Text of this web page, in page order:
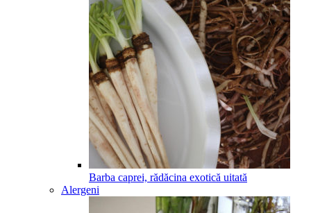
Barba caprei, rădăcina exotică uitată
Alergeni